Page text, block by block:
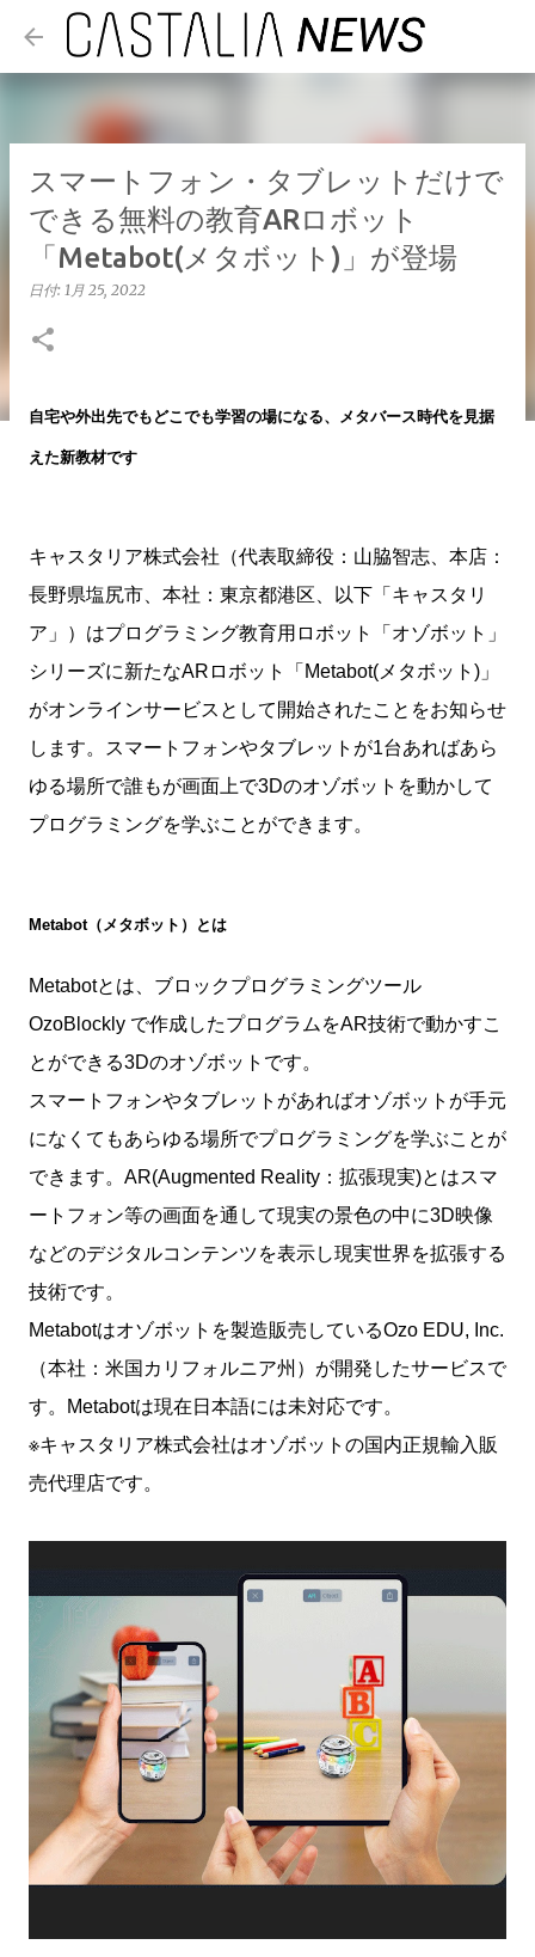
スキップしてメイン コンテンツに移動
スマートフォン・タブレットだけで
できる無料の教育ARロボット
「Metabot(メタボット)」が登場
日付: 1月 25, 2022
自宅や外出先でもどこでも学習の場になる、メタバース時代を見据
えた新教材です
キャスタリア株式会社（代表取締役：山脇智志、本店：
長野県塩尻市、本社：東京都港区、以下「キャスタリ
ア」）はプログラミング教育用ロボット「オゾボット」
シリーズに新たなARロボット「Metabot(メタボット)」
がオンラインサービスとして開始されたことをお知らせ
します。スマートフォンやタブレットが1台あればあら
ゆる場所で誰もが画面上で3Dのオゾボットを動かして
プログラミングを学ぶことができます。
Metabot（メタボット）とは
Metabotとは、ブロックプログラミングツール
OzoBlockly で作成したプログラムをAR技術で動かすこ
とができる3Dのオゾボットです。
スマートフォンやタブレットがあればオゾボットが手元
になくてもあらゆる場所でプログラミングを学ぶことが
できます。AR(Augmented Reality：拡張現実)とはスマ
ートフォン等の画面を通して現実の景色の中に3D映像
などのデジタルコンテンツを表示し現実世界を拡張する
技術です。
Metabotはオゾボットを製造販売しているOzo EDU, Inc.
（本社：米国カリフォルニア州）が開発したサービスで
す。Metabotは現在日本語には未対応です。
※キャスタリア株式会社はオゾボットの国内正規輸入販
売代理店です。